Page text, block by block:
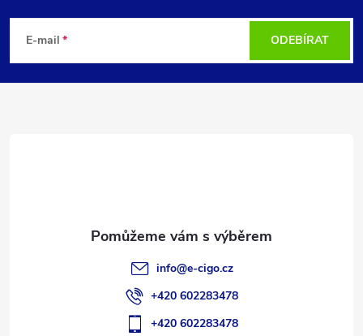
p
E-mail ODEBÍRAT
info@e-cigo.cz
+420 602283478
+420 602283478